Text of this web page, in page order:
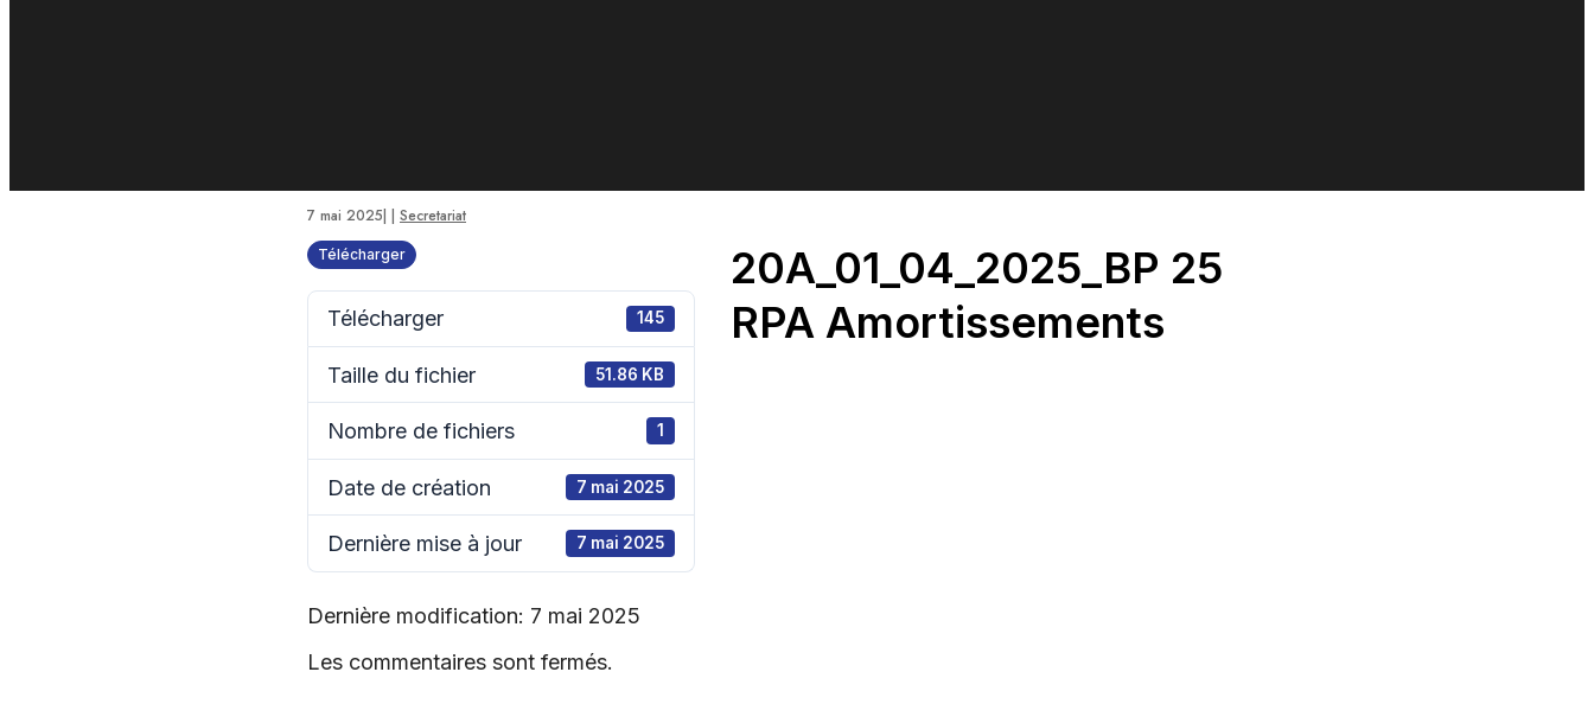
7 mai 2025| | Secretariat
Télécharger
Télécharger 145
Taille du fichier 51.86 KB
Nombre de fichiers 1
Date de création 7 mai 2025
Dernière mise à jour 7 mai 2025
20A_01_04_2025_BP 25
RPA Amortissements
Dernière modification: 7 mai 2025
Les commentaires sont fermés.